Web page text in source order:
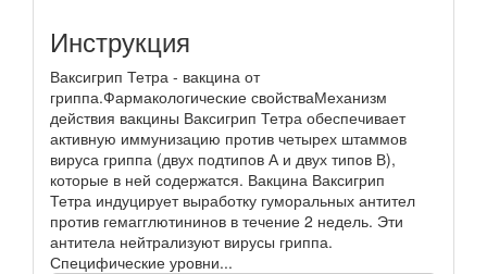
Инструкция
Ваксигрип Тетра - вакцина от
гриппа.Фармакологические свойстваМеханизм
действия вакцины Ваксигрип Тетра обеспечивает
активную иммунизацию против четырех штаммов
вируса гриппа (двух подтипов А и двух типов В),
которые в ней содержатся. Вакцина Ваксигрип
Тетра индуцирует выработку гуморальных антител
против гемагглютининов в течение 2 недель. Эти
антитела нейтрализуют вирусы гриппа.
Специфические уровни...